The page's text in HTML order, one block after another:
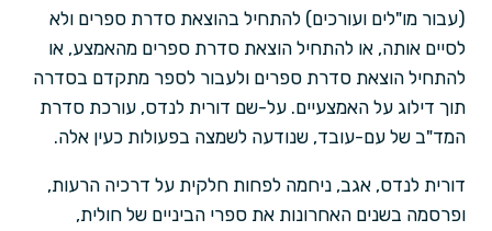
(עבור מו"לים ועורכים) להתחיל בהוצאת סדרת ספרים ולא
לסיים אותה, או להתחיל הוצאת סדרת ספרים מהאמצע, או
להתחיל הוצאת סדרת ספרים ולעבור לספר מתקדם בסדרה
תוך דילוג על האמצעיים. על-שם דורית לנדס, עורכת סדרת
המד"ב של עם-עובד, שנודעה לשמצה בפעולות כעין אלה.
דורית לנדס, אגב, ניחמה לפחות חלקית על דרכיה הרעות,
ופרסמה בשנים האחרונות את ספרי הביניים של חולית,